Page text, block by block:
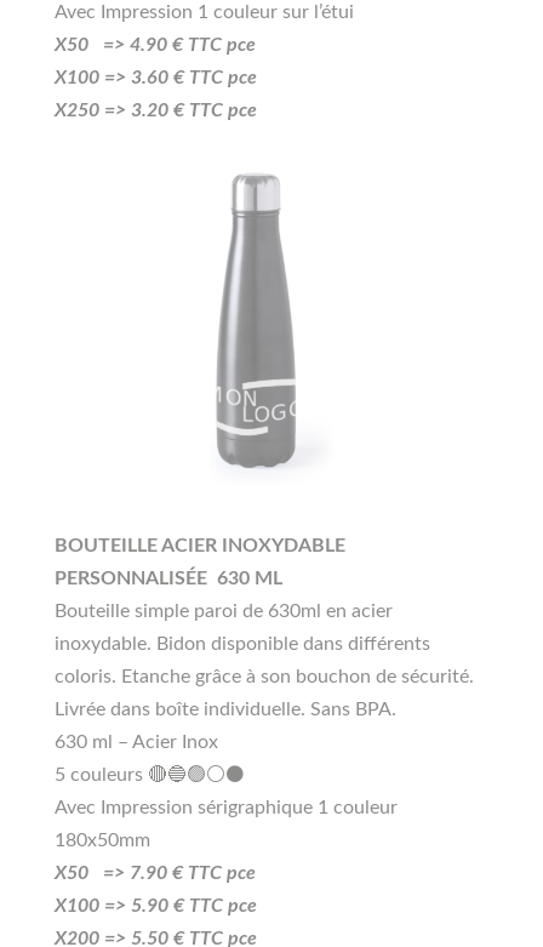
Avec Impression 1 couleur sur l’étui
X50 => 4.90 € TTC pce
X100 => 3.60 € TTC pce
X250 => 3.20 € TTC pce
BOUTEILLE ACIER INOXYDABLE
PERSONNALISÉE 630 ML
Bouteille simple paroi de 630ml en acier
inoxydable. Bidon disponible dans différents
coloris. Etanche grâce à son bouchon de sécurité.
Livrée dans boîte individuelle. Sans BPA.
630 ml – Acier Inox
5 couleurs 🔴🔵🟢⚪⚫
Avec Impression sérigraphique 1 couleur
180x50mm
X50 => 7.90 € TTC pce
X100 => 5.90 € TTC pce
X200 => 5.50 € TTC pce